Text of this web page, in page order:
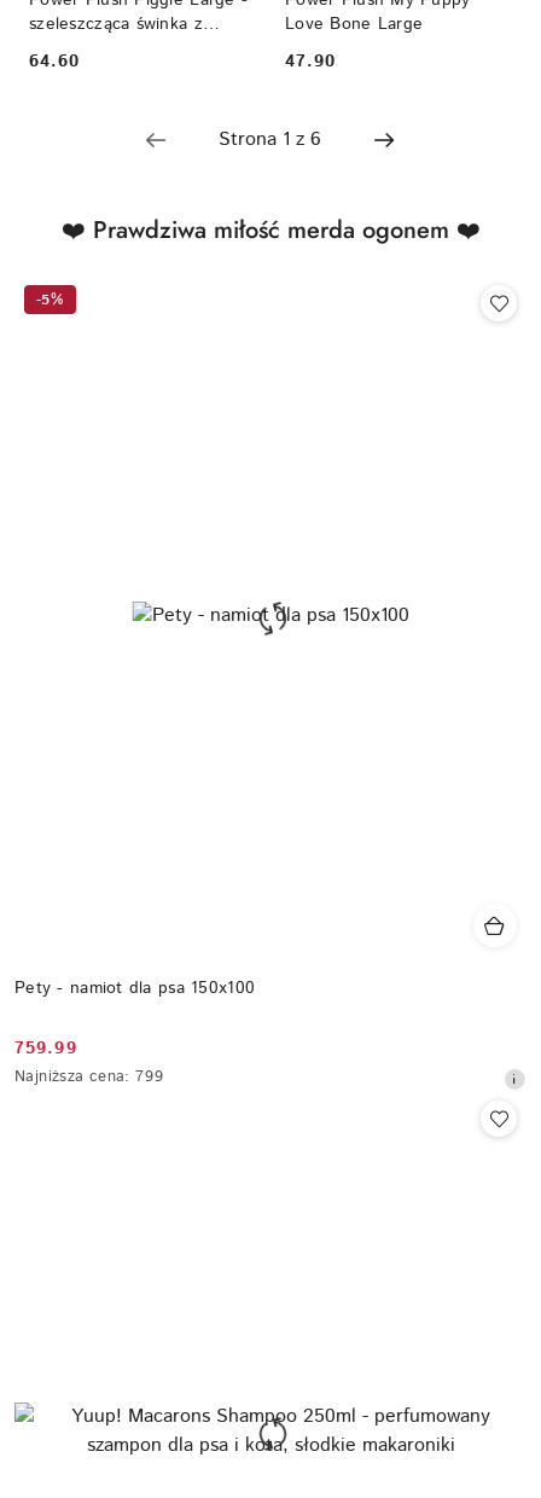
szeleszcząca świnka z
wbudowaną piłeczką i
piszczałką dla średnich i
Cena:
64.60
Love Bone Large
Cena:
47.90
Pomiń karuzelę produktów
Produkty
statusie:
❤️ Prawdziwa miłość merda ogonem ❤️
Pety - namiot dla psa 150x100
Cena
promocyjna:
759.99
Najniższa
Najniższa cena: 799
-5%